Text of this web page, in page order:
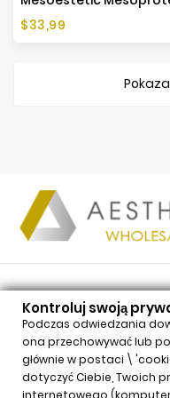
Cena
$33,99
PRODUKTY
NASZA FIRMA
TWOJE KONTO
INFORMACJE
Kontroluj swoją
Podczas odwiedzania
ona przechowywać lub
głównie w postaci \
dotyczyć Ciebie, Twoich
internetowego